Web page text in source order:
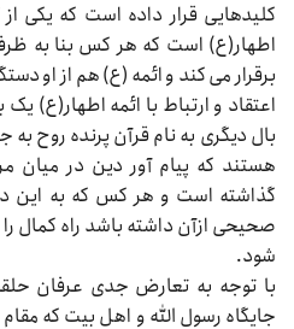
کلیدهایی قرار داده است که یکی
اطهار(ع) است که هر کس بنا به
برقرار می کند و ائمه (ع) هم از او
اعتقاد و ارتباط با ائمه اطهار(ع)
بال دیگری به نام قرآن پرنده روح
هستند که پیام آور دین در میان
گذاشته است و هر کس که به این
صحیحی ازآن داشته باشد راه کمال
شود.
با توجه به تعارض جدی عرفان
جایگاه رسول الله و اهل بیت که